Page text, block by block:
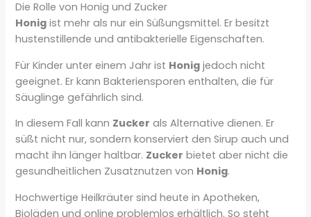
Die Rolle von Honig und Zucker
Honig ist mehr als nur ein Süßungsmittel. Er besitzt
hustenstillende und antibakterielle Eigenschaften.
Für Kinder unter einem Jahr ist Honig jedoch nicht
geeignet. Er kann Bakteriensporen enthalten, die für
Säuglinge gefährlich sind.
In diesem Fall kann Zucker als Alternative dienen. Er
süßt nicht nur, sondern konserviert den Sirup auch und
macht ihn länger haltbar. Zucker bietet aber nicht die
gesundheitlichen Zusatznutzen von Honig.
Hochwertige Heilkräuter sind heute in Apotheken,
Bioläden und online problemlos erhältlich. So steht